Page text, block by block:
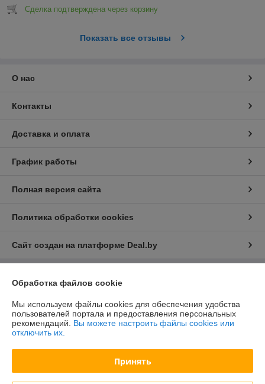
Сделка подтверждена через корзину
Показать все отзывы
О нас
Контакты
Доставка и оплата
График работы
Полная версия сайта
Политика обработки cookies
Сайт создан на платформе Deal.by
Информация для покупателя
Юридическое лицо:ООО "БелХайлер"
220024, г. Минск, ул. Стебенева, 2А, оф. 21
Регистрационный номер ЕГР: 193304407
УНП: 193304407
Регистрационный орган: Мингорисполком
Обработка файлов cookie
Мы используем файлы cookies для обеспечения удобства
пользователей портала и предоставления персональных
рекомендаций. Вы можете настроить файлы cookies или
отключить их.
Принять